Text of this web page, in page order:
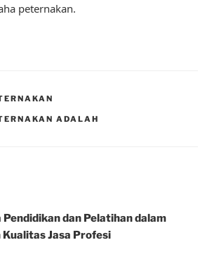
peternakan.
ADALAH
dan Pelatihan dalam
Jasa Profesi